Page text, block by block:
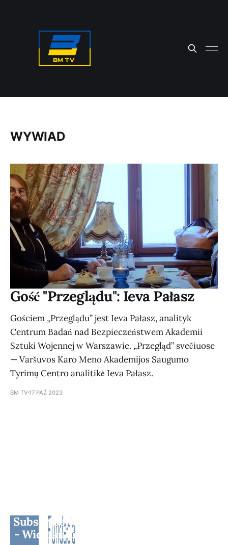
WYWIAD
Gość "Przeglądu": Ieva Pałasz
Gościem „Przeglądu” jest Ieva Pałasz, analityk
Centrum Badań nad Bezpieczeństwem Akademii
Sztuki Wojennej w Warszawie. „Przegląd” svečiuose
— Varšuvos Karo Meno Akademijos Saugumo
Tyrimų Centro analitikė Ieva Pałasz.
BM TV17 PAŹ 2023
Subscribe to BM TV - Bridge Media TV
- Wielokulturowy kanał telewizyjny na